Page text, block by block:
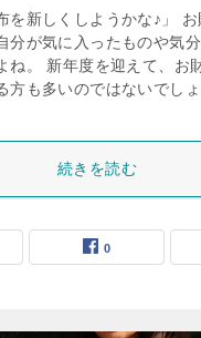
を新しくしようかな♪」
分が気に入ったものや気
ね。 新年度を迎えて、お
方も多いのではないでし
続きを読む
0